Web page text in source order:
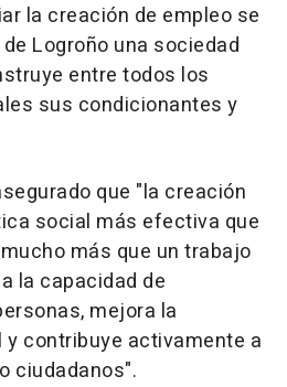
la creación de empleo se
Logroño una sociedad
entre todos los
sus condicionantes y
que "la creación
social más efectiva que
más que un trabajo
la capacidad de
mejora la
contribuye activamente a
ciudadanos".